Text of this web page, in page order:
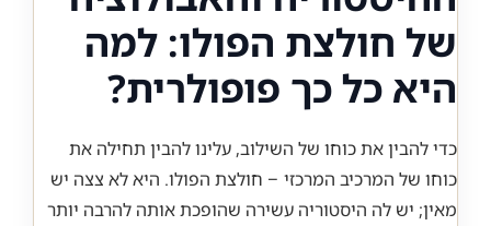
של חולצת הפולו: למה
היא כל כך פופולרית?
כדי להבין את כוחו של השילוב, עלינו להבין תחילה את
כוחו של המרכיב המרכזי – חולצת הפולו. היא לא צצה יש
מאין; יש לה היסטוריה עשירה שהופכת אותה להרבה יותר